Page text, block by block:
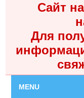
Сайт
Для
MENU